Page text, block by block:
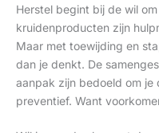
Herstel begint bij de wil
kruidenproducten zijn
Maar met toewijding en
dan je denkt. De
aanpak zijn bedoeld om je
preventief. Want